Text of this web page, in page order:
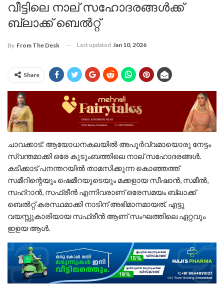
വീട്ടിലെ നാല് സഹോദരങ്ങൾക്ക്
ബ്ലാക്ക് ബെൽറ്റ്
By From The Desk Last updated Jan 10, 2026
Share
​ചാവക്കാട്: ആയോധനകലയിൽ അപൂർവ്വമായൊരു നേട്ടം
സ്വന്തമാക്കി ഒരേ കുടുംബത്തിലെ നാല് സഹോദരങ്ങൾ.
കടിക്കാട് പനന്തറയിൽ താമസിക്കുന്ന കൊഞ്ഞത്ത്
സമീറിന്റെയും ഷെമീറയുടെയും മക്കളായ സീഷാൻ, സമീൽ,
സഹ്‌റാൻ, സഫ്രീൻ എന്നിവരാണ് ഒരേസമയം ബ്ലാക്ക്
ബെൽറ്റ് കരസ്ഥമാക്കി നാടിന് അഭിമാനമായത്. എട്ടു
വയസ്സുകാരിയായ സഫ്രീൻ ആണ് സംഘത്തിലെ ഏറ്റവും
ഇളയ ആൾ.​